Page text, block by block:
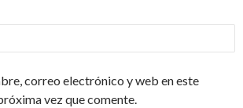
correo electrónico y web en este
vez que comente.